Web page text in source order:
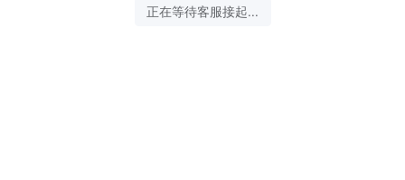
2026-08-09 08:43:20 开始沟通